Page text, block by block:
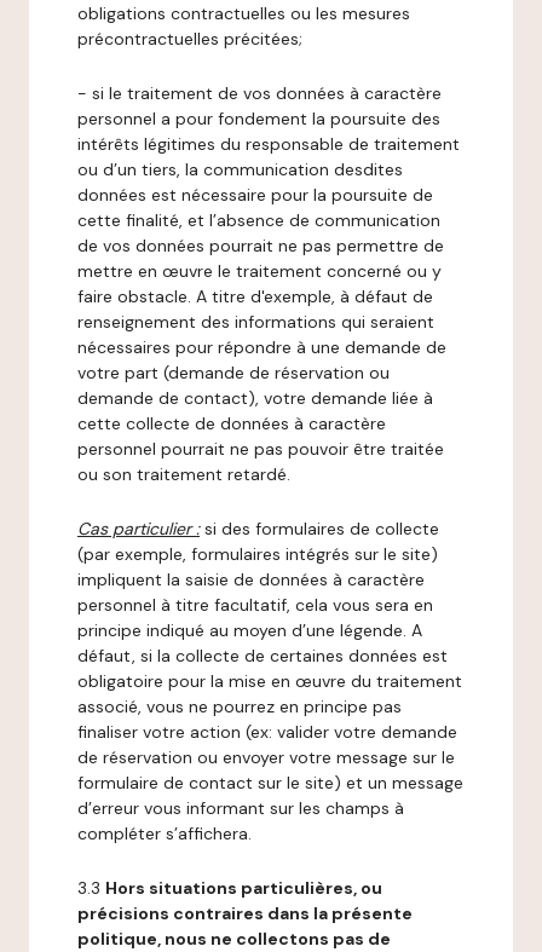
obligations contractuelles ou les mesures
précontractuelles précitées;
- si le traitement de vos données à caractère
personnel a pour fondement la poursuite des
intérêts légitimes du responsable de traitement
ou d’un tiers, la communication desdites
données est nécessaire pour la poursuite de
cette finalité, et l’absence de communication
de vos données pourrait ne pas permettre de
mettre en œuvre le traitement concerné ou y
faire obstacle. A titre d'exemple, à défaut de
renseignement des informations qui seraient
nécessaires pour répondre à une demande de
votre part (demande de réservation ou
demande de contact), votre demande liée à
cette collecte de données à caractère
personnel pourrait ne pas pouvoir être traitée
ou son traitement retardé.
Cas particulier : si des formulaires de collecte
(par exemple, formulaires intégrés sur le site)
impliquent la saisie de données à caractère
personnel à titre facultatif, cela vous sera en
principe indiqué au moyen d’une légende. A
défaut, si la collecte de certaines données est
obligatoire pour la mise en œuvre du traitement
associé, vous ne pourrez en principe pas
finaliser votre action (ex: valider votre demande
de réservation ou envoyer votre message sur le
formulaire de contact sur le site) et un message
d’erreur vous informant sur les champs à
compléter s’affichera.
3.3 Hors situations particulières, ou
précisions contraires dans la présente
politique, nous ne collectons pas de